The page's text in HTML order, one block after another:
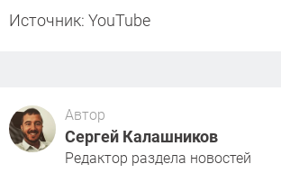
Источник: YouTube
Автор
Сергей Калашников
Редактор раздела новостей